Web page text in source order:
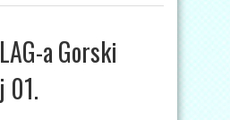
a Gorski
01.